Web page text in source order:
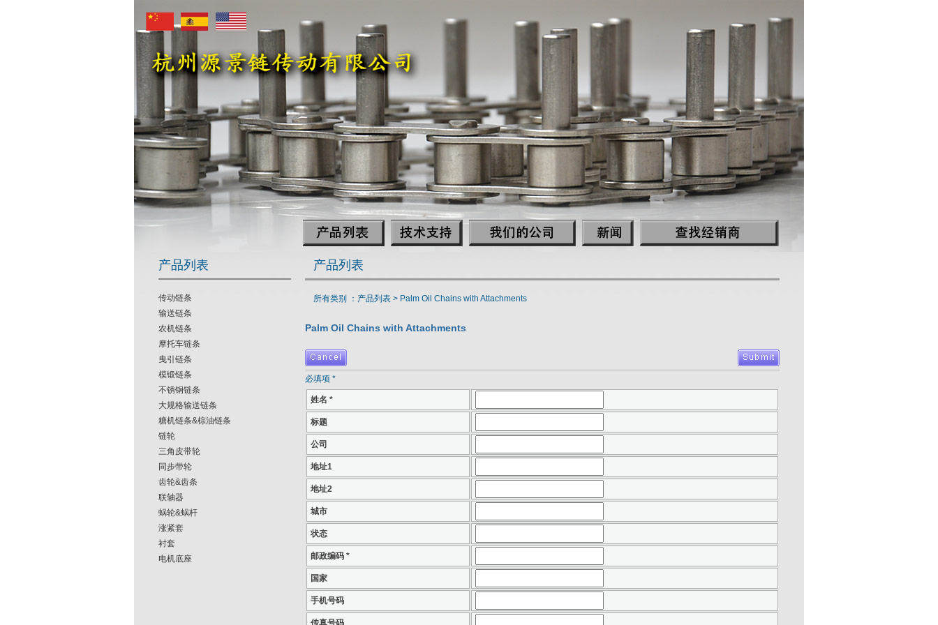
产品列表
传动链条
输送链条
农机链条
摩托车链条
曳引链条
模锻链条
不锈钢链条
大规格输送链条
糖机链条&棕油链条
链轮
三角皮带轮
同步带轮
齿轮&齿条
联轴器
蜗轮&蜗杆
涨紧套
衬套
电机底座
产品列表
所有类别 ：产品列表 > Palm Oil Chains with Attachments
Palm Oil Chains with Attachments
必填项 *
姓名 *
标题
公司
地址1
地址2
城市
状态
邮政编码 *
国家
手机号码
传真号码